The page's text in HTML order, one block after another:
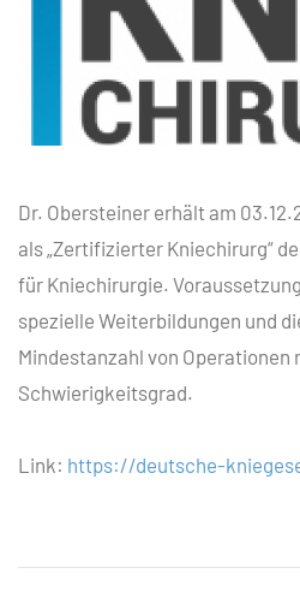
Dr. Obersteiner erhält am
als „Zertifizierter Kniechirurg“
für Kniechirurgie.
spezielle Weiterbildungen und
Mindestanzahl von Operationen
Schwierigkeitsgrad.
Link: https://deutsche-